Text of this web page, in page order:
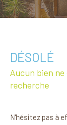
DÉSOLÉ
Aucun bien
recherche
N'hésitez pas à